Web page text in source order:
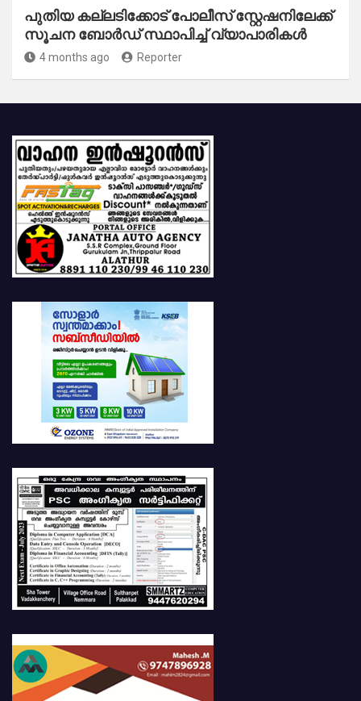
പുതിയ കല്ലടിക്കോട് പോലീസ് സ്റ്റേഷനിലേക്ക്
സൂചന ബോർഡ് സ്ഥാപിച്ച് വ്യാപാരികൾ
4 months ago Reporter